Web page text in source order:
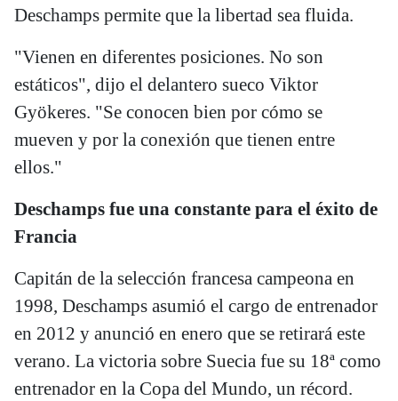
Deschamps permite que la libertad sea fluida.
"Vienen en diferentes posiciones. No son
estáticos", dijo el delantero sueco Viktor
Gyökeres. "Se conocen bien por cómo se
mueven y por la conexión que tienen entre
ellos."
Deschamps fue una constante para el éxito de
Francia
Capitán de la selección francesa campeona en
1998, Deschamps asumió el cargo de entrenador
en 2012 y anunció en enero que se retirará este
verano. La victoria sobre Suecia fue su 18ª como
entrenador en la Copa del Mundo, un récord.